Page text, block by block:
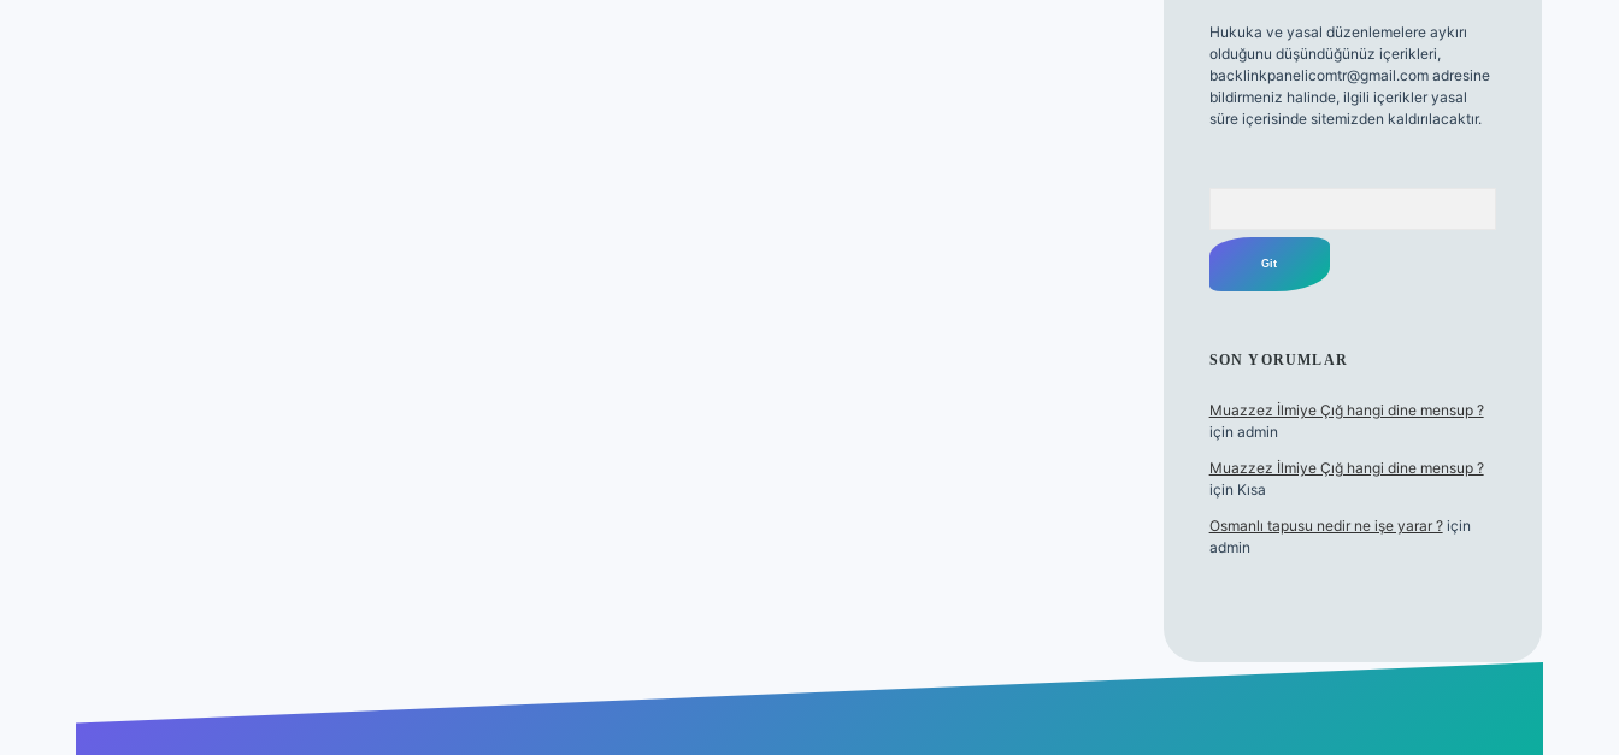
Hukuka ve yasal düzenlemelere aykırı
olduğunu düşündüğünüz içerikleri,
backlinkpanelicomtr@gmail.comadresine
bildirmeniz halinde, ilgili içerikler yasal
süre içerisinde sitemizden kaldırılacaktır.
SON YORUMLAR
Muazzez İlmiye Çığ hangi dine mensup ?
için admin
Muazzez İlmiye Çığ hangi dine mensup ?
için Kısa
Osmanlı tapusu nedir ne işe yarar ?için
admin